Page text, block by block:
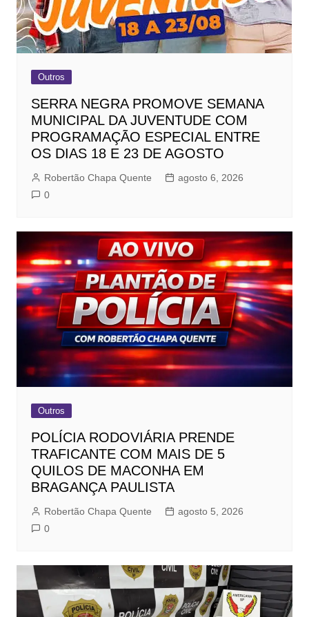
Outros
SERRA NEGRA PROMOVE SEMANA
MUNICIPAL DA JUVENTUDE COM
PROGRAMAÇÃO ESPECIAL ENTRE
OS DIAS 18 E 23 DE AGOSTO
Robertão Chapa Quente
agosto 6, 2026
0
Outros
POLÍCIA RODOVIÁRIA PRENDE
TRAFICANTE COM MAIS DE 5
QUILOS DE MACONHA EM
BRAGANÇA PAULISTA
Robertão Chapa Quente
agosto 5, 2026
0